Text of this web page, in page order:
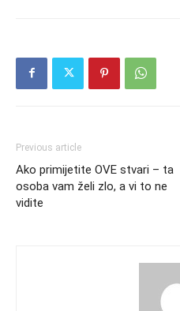
Previous article
Ako primijetite OVE stvari – ta
osoba vam želi zlo, a vi to ne
vidite